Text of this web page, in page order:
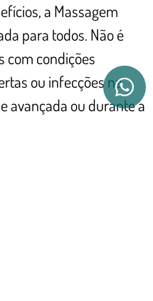
a Massagem
para todos. Não é
com condições
ou infecções na
avançada ou durante a